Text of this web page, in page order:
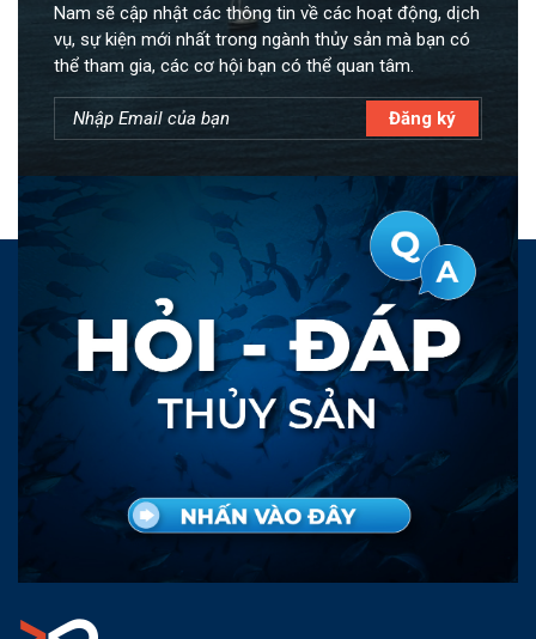
Nam sẽ cập nhật các thông tin về các hoạt động, dịch
vụ, sự kiện mới nhất trong ngành thủy sản mà bạn có
thể tham gia, các cơ hội bạn có thể quan tâm.